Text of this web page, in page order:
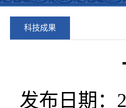
科技成果
发布日期：